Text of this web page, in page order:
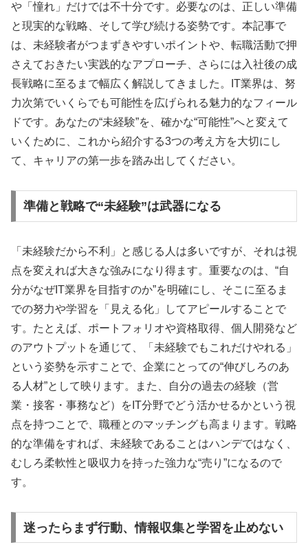
や「憧れ」だけでは不十分です。必要なのは、正しい準備
と現実的な戦略、そして学び続ける姿勢です。本記事で
は、未経験者がつまずきやすいポイントや、転職活動で押
さえておきたい実践的なアプローチ、さらには入社後の成
長戦略に至るまで幅広く解説してきました。IT業界は、努
力次第でいくらでも可能性を広げられる魅力的なフィール
ドです。あなたの“未経験”を、確かな“可能性”へと変えて
いくために、これから紹介する3つの考え方を大切にし
て、キャリアの第一歩を踏み出してください。
準備と戦略で“未経験”は武器になる
「未経験だから不利」と感じる人は多いですが、それは視
点を変えれば大きな強みになり得ます。重要なのは、“自
分がなぜIT業界を目指すのか”を明確にし、そこに至るま
での努力や学習を「見える化」してアピールすることで
す。たとえば、ポートフォリオや資格取得、個人開発など
のアウトプットを通じて、「未経験でもこれだけやれる」
という姿勢を示すことで、企業にとっての“伸びしろのあ
る人材”として映ります。また、自分の過去の経験（営
業・接客・事務など）をIT分野でどう活かせるかという視
点を持つことで、職種とのマッチングも高まります。戦略
的な準備をすれば、未経験であることはハンデではなく、
むしろ柔軟性と吸収力を持った強力な“売り”になるので
す。
迷ったらまず行動、情報収集と学習を止めない